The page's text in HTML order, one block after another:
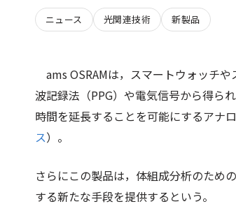
ニュース 光関連技術 新製品
ams OSRAMは，スマートウォッチ
波記録法（PPG）や電気信号から得ら
時間を延長することを可能にするアナ
ス）。
さらにこの製品は，体組成分析のため
する新たな手段を提供するという。